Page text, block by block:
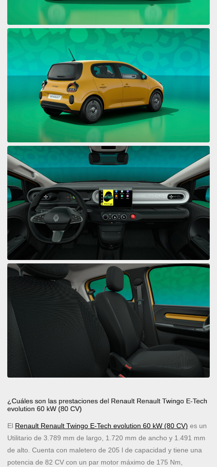
¿Cuáles son las prestaciones del Renault Renault Twingo E-Tech
evolution 60 kW (80 CV)
El Renault Renault Twingo E-Tech evolution 60 kW (80 CV) es un
Utilitario de 3.789 mm de largo, 1.720 mm de ancho y 1.491 mm
de alto. Cuenta con maletero de 205 l de capacidad y tiene una
potencia de 82 CV con un par motor máximo de 175 Nm,